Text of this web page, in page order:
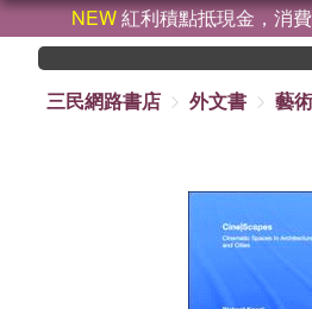
NEW紅利積點抵現金，消
三民網路書店
外文書 藝